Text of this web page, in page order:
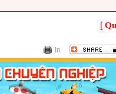
[
In